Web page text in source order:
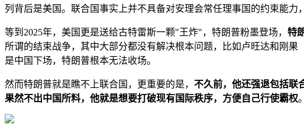
列背后是美国。联合国事实上并不具备对安理会常任理事国的约束能力
等到2025年，美国更是送给古特雷斯一颗"王炸"，特朗普粉墨登场， 特
所谓的结束战争，其中大部分都没有解决根本问题，比如卢旺达和刚
是中国下场，特朗普根本无法收场。
然而特朗普就是瞧不上联合国，更重要的是， 不久前，他还强退包括联
果然不出中国所料，他就是想要打破现有国际秩序，方便自己行使霸权